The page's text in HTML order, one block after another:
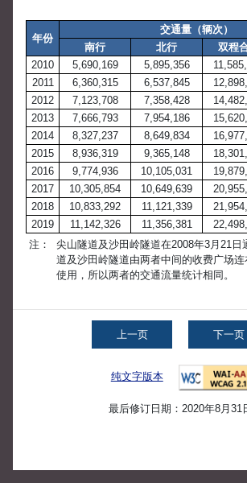
年份
交通量（辆次）
南行
北行 双程
2010
5,690,169 5,895,356
2011
6,360,315 6,537,845
2012
7,123,708 7,358,428
2013
7,666,793 7,954,186
2014
8,327,237 8,649,834
2015
8,936,319 9,365,148
2016
9,774,936 10,105,031
2017
10,305,854 10,649,639
2018
10,833,292 11,121,339
2019
11,142,326 11,356,381
注：
尖山隧道及沙田岭隧道在2008年3月21日
道及沙田岭隧道由两者中间的收费广场
使用，所以两者的交通流量统计相同。
上一页 下一页
纯文字版本
最后修订日期：2020年8月31